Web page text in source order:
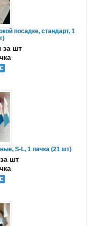
посадке, стандарт, 1
за шт
S-L, 1 пачка (21 шт)
шт